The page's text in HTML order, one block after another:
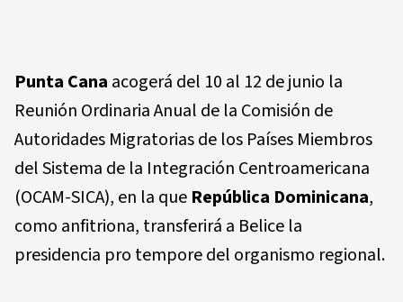
Punta Cana acogerá del 10 al 12 de junio la
Reunión Ordinaria Anual de la Comisión de
Autoridades Migratorias de los Países Miembros
del Sistema de la Integración Centroamericana
(OCAM-SICA), en la que República Dominicana,
como anfitriona, transferirá a Belice la
presidencia pro tempore del organismo regional.